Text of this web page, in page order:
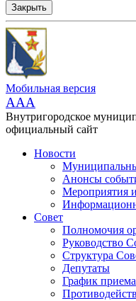
Закрыть
Мобильная версия
AAA
Внутригородское
официальный сайт
Новости
Анонсы
Мероприятия
Совет
Полномочия
Руководство
Структура
Депутаты
График приема